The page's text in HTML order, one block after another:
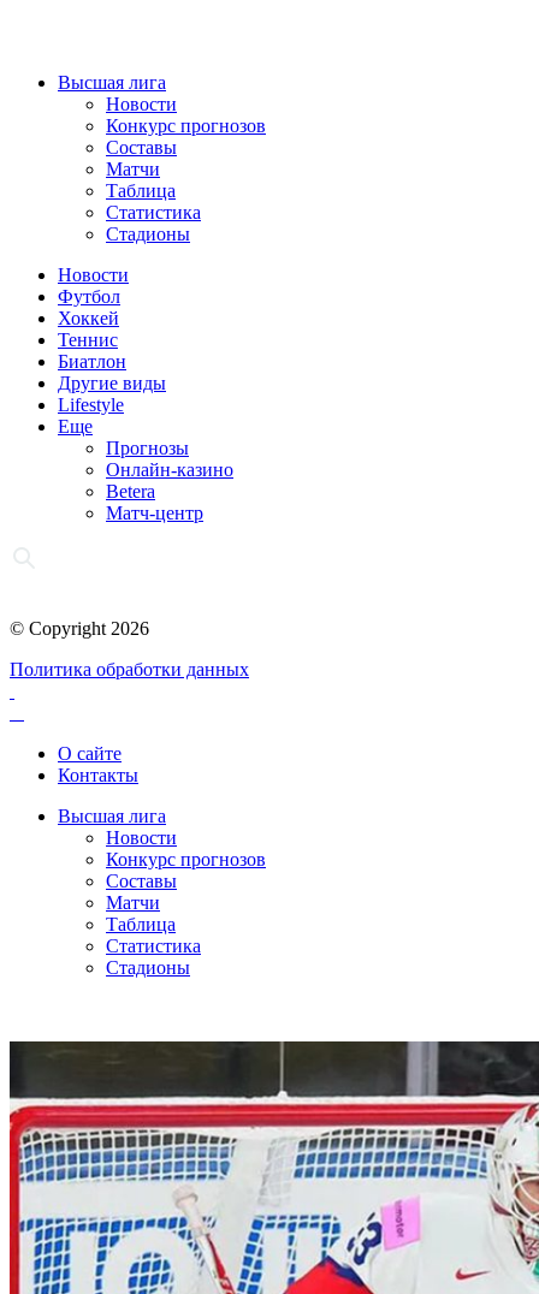
Высшая лига
Новости
Конкурс прогнозов
Составы
Матчи
Таблица
Статистика
Стадионы
Новости
Футбол
Хоккей
Теннис
Биатлон
Другие виды
Lifestyle
Еще
Прогнозы
Онлайн-казино
Betera
Матч-центр
© Copyright 2026
Политика обработки данных
О сайте
Контакты
Высшая лига
Новости
Конкурс прогнозов
Составы
Матчи
Таблица
Статистика
Стадионы